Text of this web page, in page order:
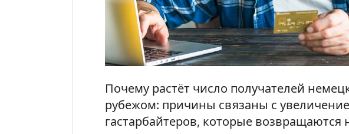
Почему растёт число получателей
рубежом: причины связаны с
гастарбайтеров, которые возвращаются